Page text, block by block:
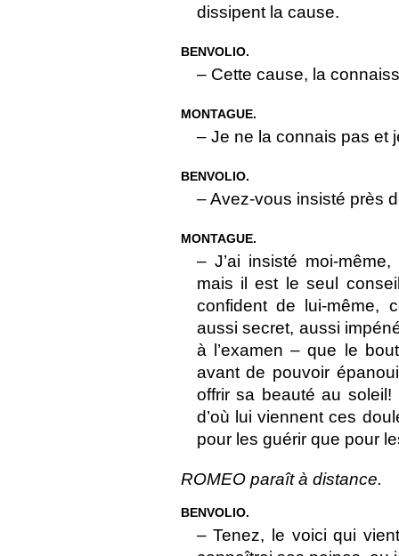
dissipent la cause.
BENVOLIO.
– Cette cause, la
MONTAGUE.
– Je ne la connais pas et
BENVOLIO.
– Avez-vous insisté près
MONTAGUE.
– J’ai insisté moi-
mais il est le seul
confident de lui-même,
aussi secret, aussi
à l’examen – que le
avant de pouvoir
offrir sa beauté au
d’où lui viennent ces
pour les guérir que pour
ROMEO paraît à distance.
BENVOLIO.
– Tenez, le voici qui